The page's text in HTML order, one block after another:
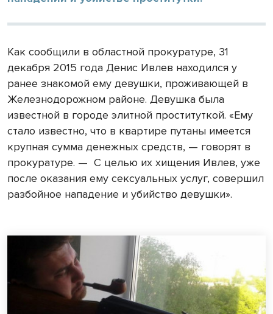
Как сообщили в областной прокуратуре, 31
декабря 2015 года Денис Ивлев находился у
ранее знакомой ему девушки, проживающей в
Железнодорожном районе. Девушка была
известной в городе элитной проституткой. «Ему
стало известно, что в квартире путаны имеется
крупная сумма денежных средств, — говорят в
прокуратуре. — С целью их хищения Ивлев, уже
после оказания ему сексуальных услуг, совершил
разбойное нападение и убийство девушки».